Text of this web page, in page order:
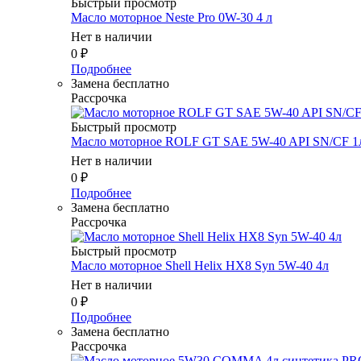
Масло мотоpное Neste Pro 0W-30 4 л
Нет в наличии
0 ₽
Подробнее
Замена бесплатно
Рассрочка
Быстрый просмотр
Масло мотоpное ROLF GT SAE 5W-40 API SN/CF
Нет в наличии
0 ₽
Подробнее
Замена бесплатно
Рассрочка
Быстрый просмотр
Масло мотоpное Shell Helix HX8 Syn 5W-40 4л
Нет в наличии
0 ₽
Подробнее
Замена бесплатно
Рассрочка